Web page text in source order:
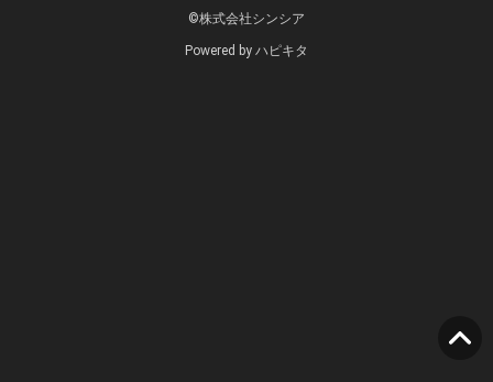
©株式会社シンシア
Powered by ハピキタ